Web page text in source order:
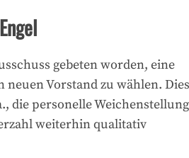
gebeten worden, eine
Vorstand zu wählen.
die personelle Weichenstellung
weiterhin qualitativ